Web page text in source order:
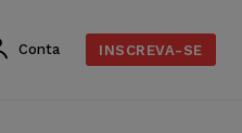
Conta INSCREVA-SE